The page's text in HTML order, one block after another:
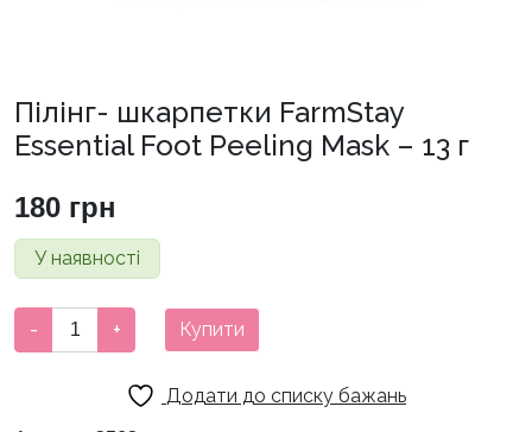
Пілінг- шкарпетки FarmStay
Essential Foot Peeling Mask – 13 г
180 грн
У наявності
шкарпетки
- + Купити
Додати до списку бажань